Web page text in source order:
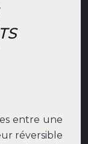
entre une
réversible